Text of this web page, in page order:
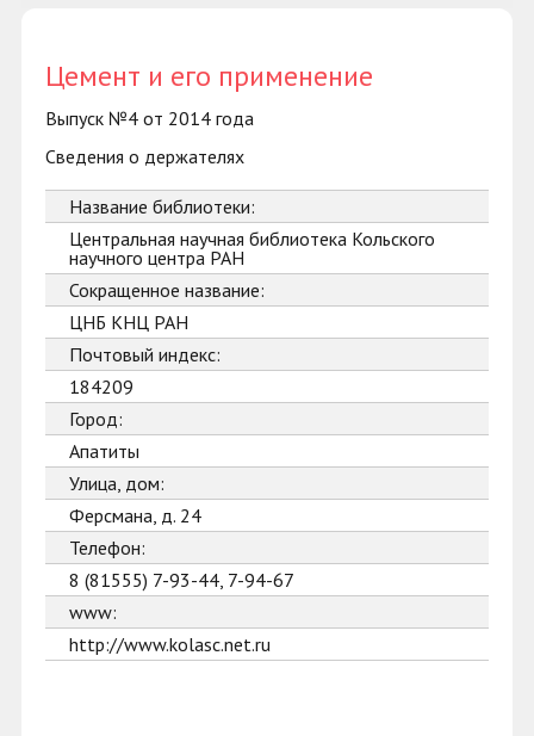
Цемент и его применение
Выпуск №4 от 2014 года
Сведения о держателях
Название библиотеки:
Центральная научная библиотека Кольского
научного центра РАН
Сокращенное название:
ЦНБ КНЦ РАН
Почтовый индекс:
184209
Город:
Апатиты
Улица, дом:
Ферсмана, д. 24
Телефон:
8 (81555) 7-93-44, 7-94-67
www:
http://www.kolasc.net.ru